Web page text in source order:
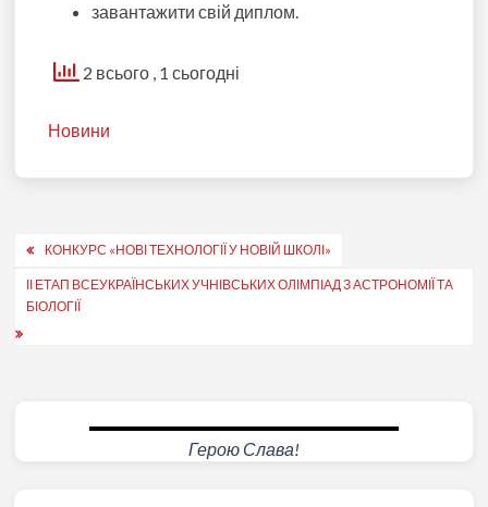
завантажити свій диплом.
2 всього , 1 сьогодні
Новини
Навігація
записів
КОНКУРС «НОВІ ТЕХНОЛОГІЇ У НОВІЙ ШКОЛІ»
ІІ ЕТАП ВСЕУКРАЇНСЬКИХ УЧНІВСЬКИХ ОЛІМПІАД З АСТРОНОМІЇ ТА
БІОЛОГІЇ
Герою Слава!